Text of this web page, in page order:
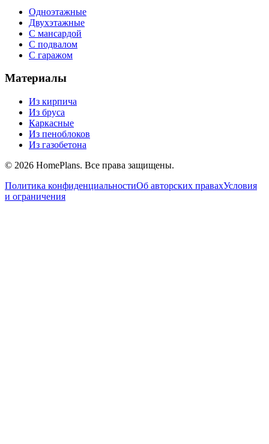
Одноэтажные
Двухэтажные
С мансардой
С подвалом
С гаражом
Материалы
Из кирпича
Из бруса
Каркасные
Из пеноблоков
Из газобетона
© 2026 HomePlans. Все права защищены.
Политика конфиденциальностиОб авторских правахУсловия
и ограничения